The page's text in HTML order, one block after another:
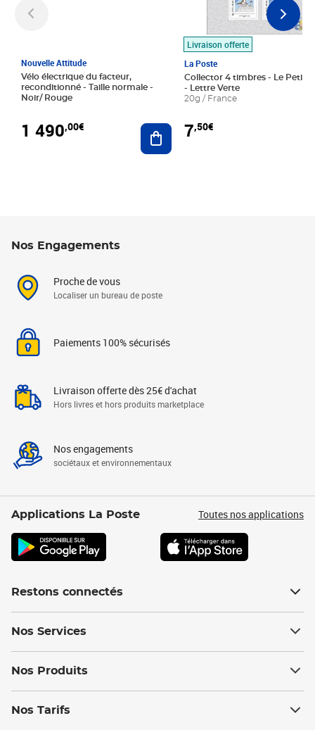
Nouvelle Attitude
Vélo électrique du facteur,
reconditionné - Taille normale -
Noir/ Rouge
1 490,00€ Ajouter au panier
Livraison offerte
La Poste
Collector 4 timbres - Le Petit
- Lettre Verte
20g / France
7,50€
Nos Engagements
Proche de vous
Localiser un bureau de poste
Paiements 100% sécurisés
Livraison offerte dès 25€ d'achat
Hors livres et hors produits marketplace
Nos engagements
sociétaux et environnementaux
Applications La Poste Toutes nos applications
Restons connectés
Nos Services
Nos Produits
Nos Tarifs